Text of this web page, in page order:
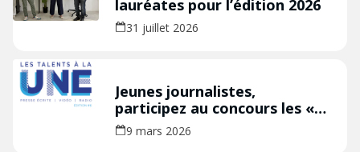
lauréates pour l’édition 2026
31 juillet 2026
Jeunes journalistes,
participez au concours les «
Talents à la Une » édition
2026 !
9 mars 2026